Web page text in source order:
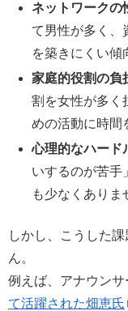
ネットワークの
て男性が多く、
を築きにくい傾
家庭的役割の負
割を女性が多く
めの活動に時間
心理的なハード
いするのが苦手
も少なくありま
しかし、こうした
ん。
例えば、アナウンサ
て活躍された畑恵氏